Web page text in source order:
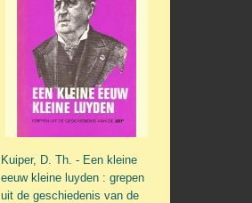
Kuiper, D. Th. - Een kleine
eeuw kleine luyden : grepen
uit de geschiedenis van de